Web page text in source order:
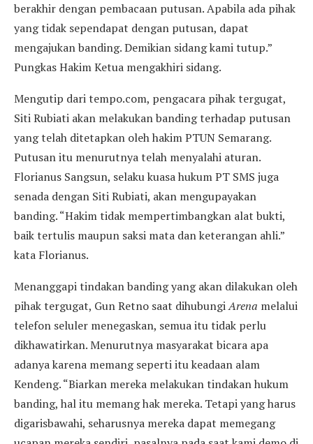
berakhir dengan pembacaan putusan. Apabila ada pihak
yang tidak sependapat dengan putusan, dapat
mengajukan banding. Demikian sidang kami tutup.”
Pungkas Hakim Ketua mengakhiri sidang.
Mengutip dari tempo.com, pengacara pihak tergugat,
Siti Rubiati akan melakukan banding terhadap putusan
yang telah ditetapkan oleh hakim PTUN Semarang.
Putusan itu menurutnya telah menyalahi aturan.
Florianus Sangsun, selaku kuasa hukum PT SMS juga
senada dengan Siti Rubiati, akan mengupayakan
banding. “Hakim tidak mempertimbangkan alat bukti,
baik tertulis maupun saksi mata dan keterangan ahli.”
kata Florianus.
Menanggapi tindakan banding yang akan dilakukan oleh
pihak tergugat, Gun Retno saat dihubungiArena melalui
telefon seluler menegaskan, semua itu tidak perlu
dikhawatirkan. Menurutnya masyarakat bicara apa
adanya karena memang seperti itu keadaan alam
Kendeng. “Biarkan mereka melakukan tindakan hukum
banding, hal itu memang hak mereka. Tetapi yang harus
digarisbawahi, seharusnya mereka dapat memegang